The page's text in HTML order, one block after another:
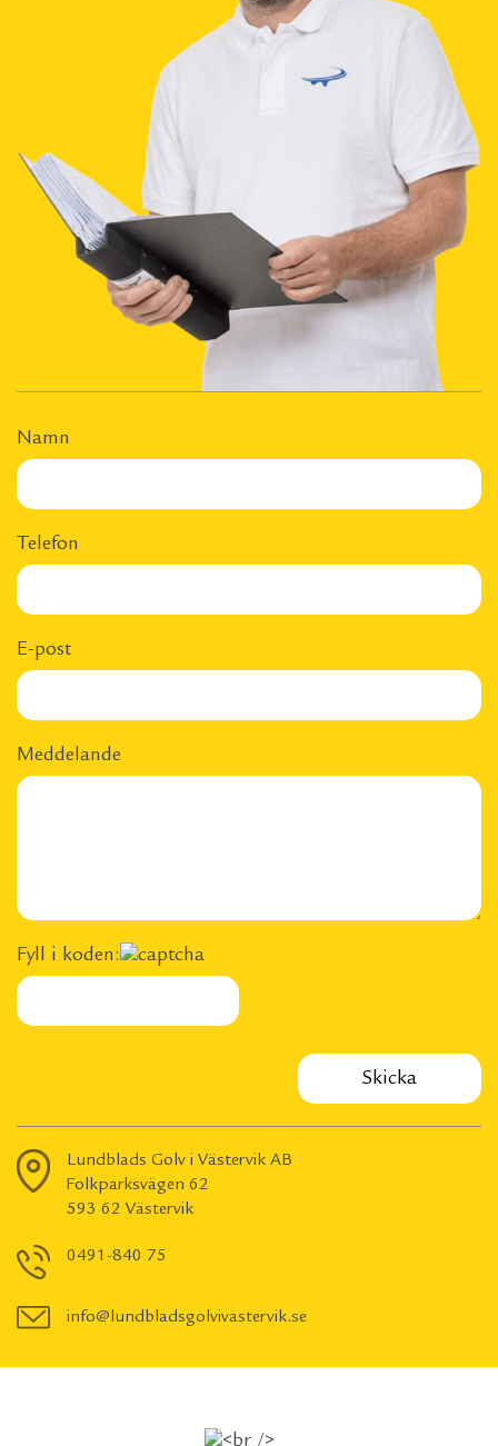
Namn
Telefon
E-post
Meddelande
Fyll i koden:
Lundblads Golv i Västervik AB
Folkparksvägen 62
593 62 Västervik
0491-840 75
info@lundbladsgolvivastervik.se